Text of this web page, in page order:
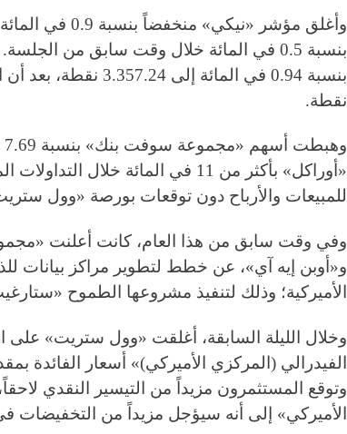
بنسبة 0.5 في المائة خلال وقت سابق من
نقطة.
«أوراكل» بأكثر من 11 في المائة
للمبيعات والأرباح دون توقعات بورصة «وول
وفي وقت سابق من هذا العام، كانت أعلنت
و«أوبن إيه آي»، عن خطط لتطوير مراكز بيانات
الأميركية؛ وذلك لتنفيذ مشروعها الطموح
وخلال الليلة السابقة، أغلقت «وول ستريت» على
وتوقع المستثمرون مزيداً من التيسير النقدي
الأميركي» إلى أنه سيؤجل مزيداً من التخفيضات